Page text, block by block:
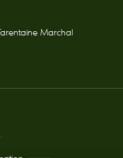
Marchal